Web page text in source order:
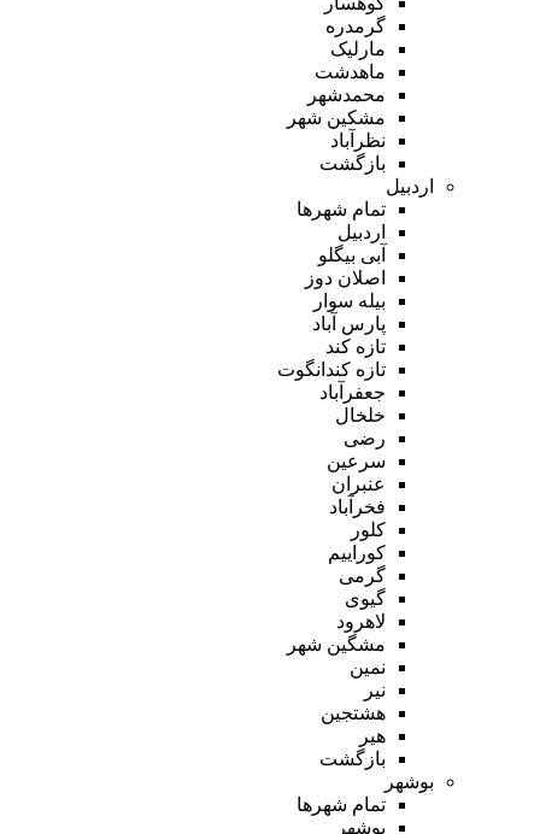
گرمدره
مارلیک
ماهدشت
محمدشهر
مشکین شهر
نظرآباد
بازگشت
اردبیل
تمام شهر‌ها
اردبیل
آبی بیگلو
اصلان دوز
بیله سوار
پارس آباد
تازه کند
تازه کندانگوت
جعفرآباد
خلخال
رضی
سرعین
عنبران
فخرآباد
کلور
کوراییم
گرمی
گیوی
لاهرود
مشگین شهر
نمین
نیر
هشتجین
هیر
بازگشت
بوشهر
تمام شهر‌ها
بوشهر